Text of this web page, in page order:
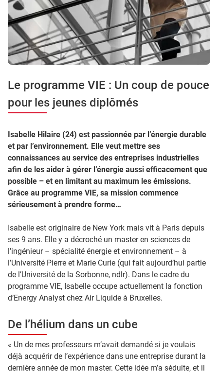
Le programme VIE : Un coup de pouce
pour les jeunes diplômés
Isabelle Hilaire (24) est passionnée par l’énergie durable
et par l’environnement. Elle veut mettre ses
connaissances au service des entreprises industrielles
afin de les aider à gérer l’énergie aussi efficacement que
possible – et en limitant au maximum les émissions.
Grâce au programme VIE, sa mission commence
sérieusement à prendre forme…
Isabelle est originaire de New York mais vit à Paris depuis
ses 9 ans. Elle y a décroché un master en sciences de
l’ingénieur – spécialité énergie et environnement – à
l’Université Pierre et Marie Curie (qui fait aujourd’hui partie
de l’Université de la Sorbonne, ndlr). Dans le cadre du
programme VIE, Isabelle occupe actuellement la fonction
d’Energy Analyst chez Air Liquide à Bruxelles.
De l’hélium dans un cube
« Un de mes professeurs m’avait demandé si je voulais
déjà acquérir de l’expérience dans une entreprise durant la
dernière année de mon master. Cette idée m’a séduite, et il